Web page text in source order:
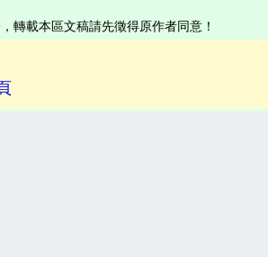
轉載本區文稿請先徵得原作者同意！